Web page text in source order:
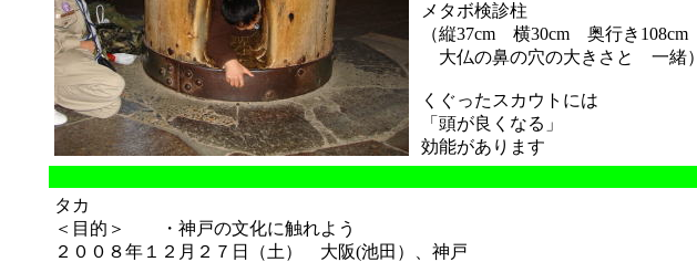
メタボ検診柱
（縦37cm 横30cm 奥行き108cm
大仏の鼻の穴の大きさと 一緒）
くぐったスカウトには
「頭が良くなる」
効能があります
タカ
＜目的＞ ・神戸の文化に触れよう
２００８年１２月２７日（土） 大阪(池田）、神戸